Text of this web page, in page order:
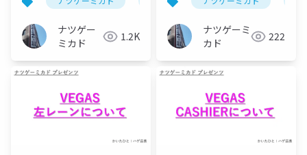
ナツゲー
ミカド
1.2K
ナツゲーミ
カド
222